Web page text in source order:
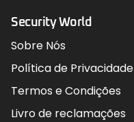
Security World
Sobre Nós
Política de Privacidade
Termos e Condições
Livro de reclamações